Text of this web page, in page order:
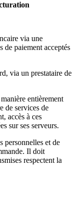
via une
de paiement acceptés
via un prestataire de
entièrement
de services de
accès à ces
sur ses serveurs.
personnelles et de
Il doit
respectent la